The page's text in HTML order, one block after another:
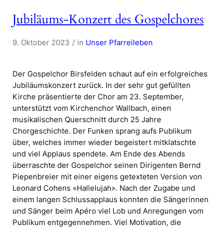
Jubiläums-Konzert des Gospelchores
9. Oktober 2023 in Unser Pfarreileben
Der Gospelchor Birsfelden schaut auf ein erfolgreiches
Jubiläumskonzert zurück. In der sehr gut gefüllten
Kirche präsentierte der Chor am 23. September,
unterstützt vom Kirchenchor Wallbach, einen
musikalischen Querschnitt durch 25 Jahre
Chorgeschichte. Der Funken sprang aufs Publikum
über, welches immer wieder begeistert mitklatschte
und viel Applaus spendete. Am Ende des Abends
überraschte der Gospelchor seinen Dirigenten Bernd
Piepenbreier mit einer eigens getexteten Version von
Leonard Cohens «Hallelujah». Nach der Zugabe und
einem langen Schlussapplaus konnten die Sängerinnen
und Sänger beim Apéro viel Lob und Anregungen vom
Publikum entgegennehmen. Viel Motivation, die